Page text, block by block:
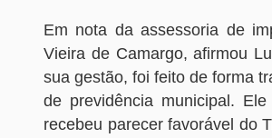
Em nota da assessoria de
Vieira de Camargo, afirmou
sua gestão, foi feito de forma
de previdência municipal.
recebeu parecer favorável do